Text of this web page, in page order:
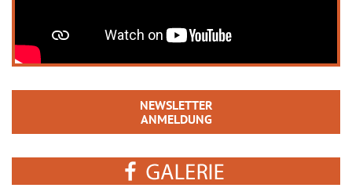
NEWSLETTER
ANMELDUNG